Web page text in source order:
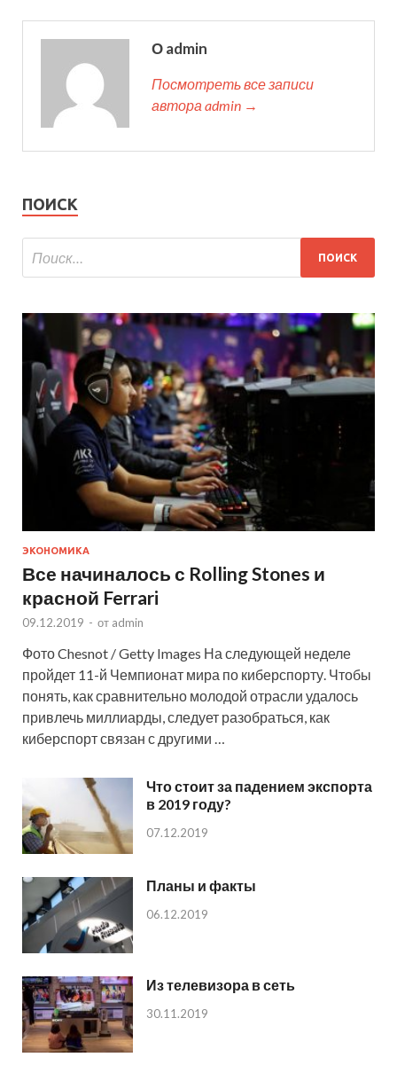
О admin
Посмотреть все записи
автора admin →
ПОИСК
ЭКОНОМИКА
Все начиналось с Rolling Stones и
красной Ferrari
09.12.2019 - от admin
Фото Chesnot / Getty Images На следующей неделе
пройдет 11-й Чемпионат мира по киберспорту. Чтобы
понять, как сравнительно молодой отрасли удалось
привлечь миллиарды, следует разобраться, как
киберспорт связан с другими …
Что стоит за падением экспорта
в 2019 году?
07.12.2019
Планы и факты
06.12.2019
Из телевизора в сеть
30.11.2019